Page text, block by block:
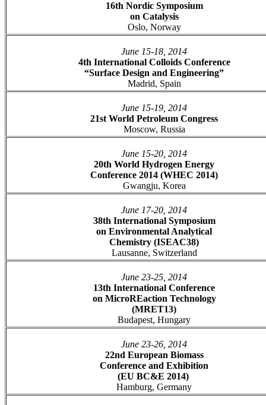
16th Nordic Symposium
on Catalysis
Oslo, Norway
June 15-18, 2014
4th International Colloids Conference
“Surface Design and Engineering”
Madrid, Spain
June 15-19, 2014
21st World Petroleum Congress
Moscow, Russia
June 15-20, 2014
20th World Hydrogen Energy
Conference 2014 (WHEC 2014)
Gwangju, Korea
June 17-20, 2014
38th International Symposium
on Environmental Analytical
Chemistry (ISEAC38)
Lausanne, Switzerland
June 23-25, 2014
13th International Conference
on MicroREaction Technology
(MRET13)
Budapest, Hungary
June 23-26, 2014
22nd European Biomass
Conference and Exhibition
(EU BC&E 2014)
Hamburg, Germany